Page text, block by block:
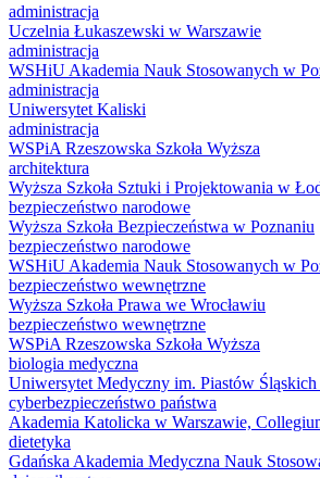
administracja
Uczelnia Łukaszewski w Warszawie
administracja
WSHiU Akademia Nauk Stosowanych w
administracja
Uniwersytet Kaliski
administracja
WSPiA Rzeszowska Szkoła Wyższa
architektura
Wyższa Szkoła Sztuki i Projektowania w
bezpieczeństwo narodowe
Wyższa Szkoła Bezpieczeństwa w Poznaniu
bezpieczeństwo narodowe
WSHiU Akademia Nauk Stosowanych w
bezpieczeństwo wewnętrzne
Wyższa Szkoła Prawa we Wrocławiu
bezpieczeństwo wewnętrzne
WSPiA Rzeszowska Szkoła Wyższa
biologia medyczna
Uniwersytet Medyczny im. Piastów Śląskich
cyberbezpieczeństwo państwa
Akademia Katolicka w Warszawie,
dietetyka
Gdańska Akademia Medyczna Nauk